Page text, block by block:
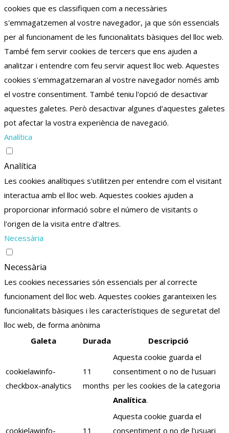
cookies que es classifiquen com a necessàries
s'emmagatzemen al vostre navegador, ja que són essencials
per al funcionament de les funcionalitats bàsiques del lloc web.
També fem servir cookies de tercers que ens ajuden a
analitzar i entendre com feu servir aquest lloc web. Aquestes
cookies s'emmagatzemaran al vostre navegador només amb
el vostre consentiment. També teniu l'opció de desactivar
aquestes galetes. Però desactivar algunes d'aquestes galetes
pot afectar la vostra experiència de navegació.
Analítica
Analítica
Les cookies analítiques s'utilitzen per entendre com el visitant
interactua amb el lloc web. Aquestes cookies ajuden a
proporcionar informació sobre el número de visitants o
l'origen de la visita entre d'altres.
Necessària
Necessària
Les cookies necessaries són essencials per al correcte
funcionament del lloc web. Aquestes cookies garanteixen les
funcionalitats bàsiques i les característiques de seguretat del
lloc web, de forma anònima
Galeta
Durada Descripció
cookielawinfo-
checkbox-analytics
11
months
Aquesta cookie guarda el
consentiment o no de l'usuari
per les cookies de la categoria
Analítica.
cookielawinfo- 11
Aquesta cookie guarda el
consentiment o no de l'usuari